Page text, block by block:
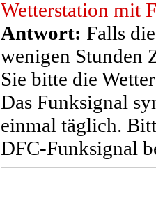
Wetterstation mit
Antwort: Falls
wenigen Stunden
Sie bitte die
Das Funksignal
einmal täglich.
DFC-Funksignal